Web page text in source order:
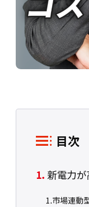
目次
新電力が
市場連動